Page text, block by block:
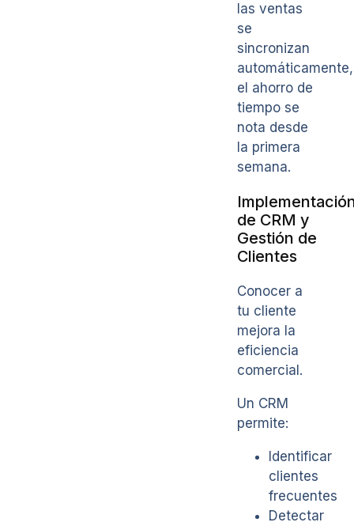
las ventas
se
sincronizan
automáticamente,
el ahorro de
tiempo se
nota desde
la primera
semana.
de CRM y
Gestión de
Clientes
Conocer a
tu cliente
mejora la
eficiencia
comercial.
Un CRM
permite:
Identificar
clientes
frecuentes
Detectar